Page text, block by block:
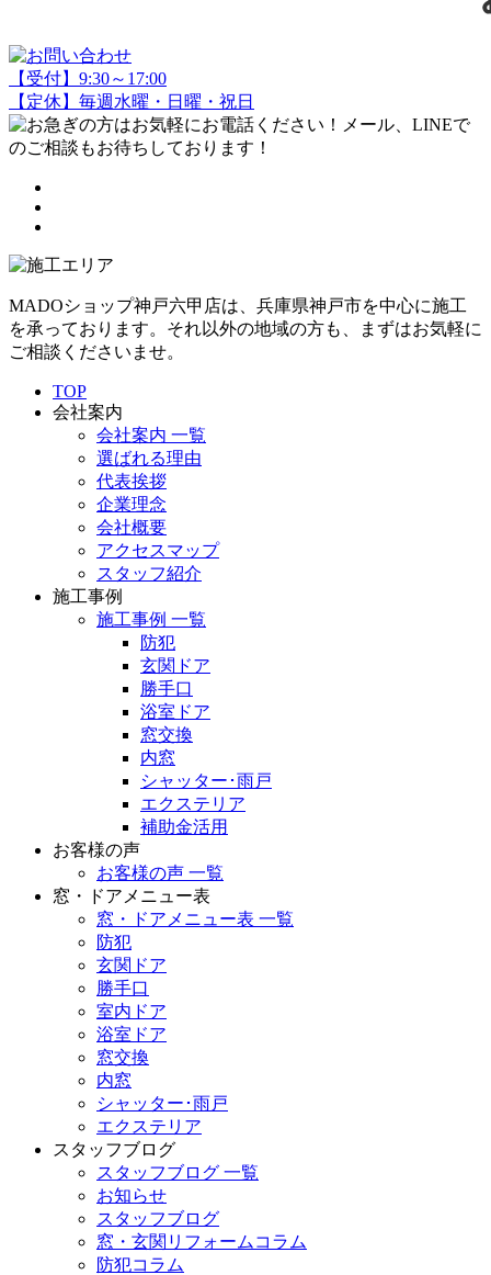
【受付】9:30～17:00
【定休】毎週水曜・日曜・祝日
MADOショップ神戸六甲店は、兵庫県神戸市を中心に施工
を承っております。それ以外の地域の方も、まずはお気軽に
ご相談くださいませ。
TOP
会社案内
会社案内 一覧
選ばれる理由
代表挨拶
企業理念
会社概要
アクセスマップ
スタッフ紹介
施工事例
施工事例 一覧
防犯
玄関ドア
勝手口
浴室ドア
窓交換
内窓
シャッター･雨戸
エクステリア
補助金活用
お客様の声
お客様の声 一覧
窓・ドアメニュー表
窓・ドアメニュー表 一覧
防犯
玄関ドア
勝手口
室内ドア
浴室ドア
窓交換
内窓
シャッター･雨戸
エクステリア
スタッフブログ
スタッフブログ 一覧
お知らせ
スタッフブログ
窓・玄関リフォームコラム
防犯コラム